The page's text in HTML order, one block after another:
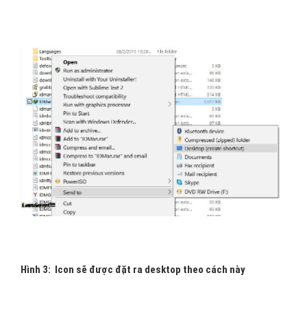
Hình 3: Icon sẽ được đặt ra desktop theo cách này